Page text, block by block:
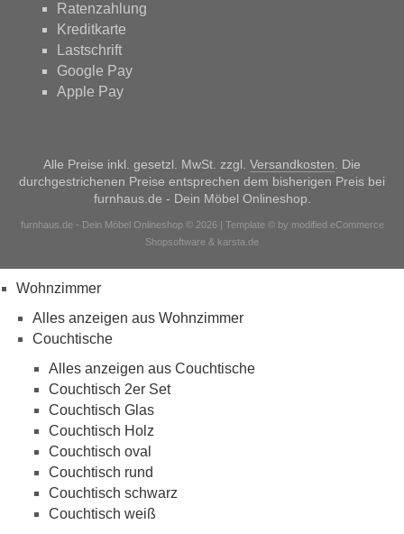
Ratenzahlung
Kreditkarte
Lastschrift
Google Pay
Apple Pay
Alle Preise inkl. gesetzl. MwSt. zzgl. Versandkosten. Die
durchgestrichenen Preise entsprechen dem bisherigen Preis bei
furnhaus.de - Dein Möbel Onlineshop.
furnhaus.de - Dein Möbel Onlineshop © 2026 | Template © by modified eCommerce
Shopsoftware & karsta.de
Wohnzimmer
Alles anzeigen aus Wohnzimmer
Couchtische
Alles anzeigen aus Couchtische
Couchtisch 2er Set
Couchtisch Glas
Couchtisch Holz
Couchtisch oval
Couchtisch rund
Couchtisch schwarz
Couchtisch weiß